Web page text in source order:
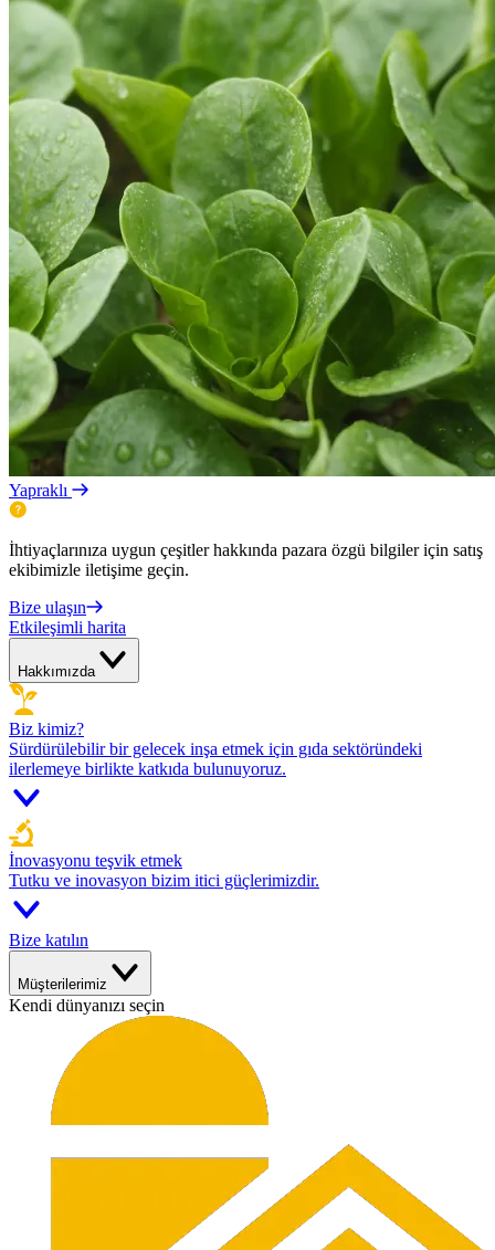
Yapraklı
İhtiyaçlarınıza uygun çeşitler hakkında pazara özgü bilgiler için satış
ekibimizle iletişime geçin.
Bize ulaşın
Etkileşimli harita
Hakkımızda
Biz kimiz?
Sürdürülebilir bir gelecek inşa etmek için gıda sektöründeki
ilerlemeye birlikte katkıda bulunuyoruz.
İnovasyonu teşvik etmek
Tutku ve inovasyon bizim itici güçlerimizdir.
Bize katılın
Müşterilerimiz
Kendi dünyanızı seçin